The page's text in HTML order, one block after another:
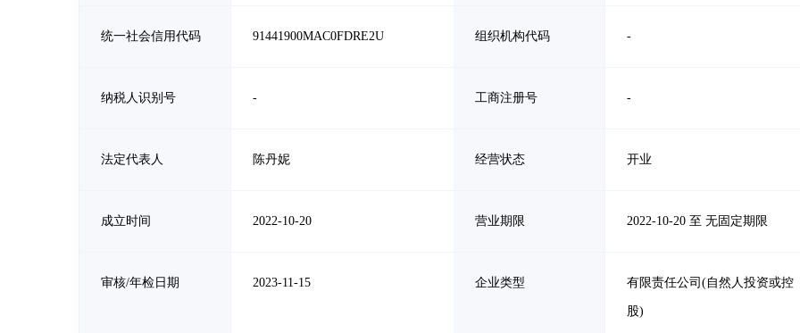
统一社会信用代码 91441900MAC0FDRE2U 组织机构代码 -
纳税人识别号 - 工商注册号 -
法定代表人 陈丹妮 经营状态 开业
成立时间 2022-10-20 营业期限 2022-10-20 至 无固定期限
审核/年检日期 2023-11-15 企业类型 有限责任公司(自然人投资或控
股)